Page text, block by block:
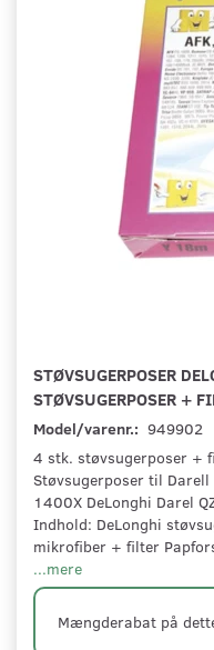
STØVSUGERPOSER
STØVSUGERPOSER +
Model/varenr.: 949902
4 stk. støvsugerposer +
Støvsugerposer til
1400X DeLonghi Darel
Indhold: DeLonghi
mikrofiber + filter
...mere
Mængderabat på